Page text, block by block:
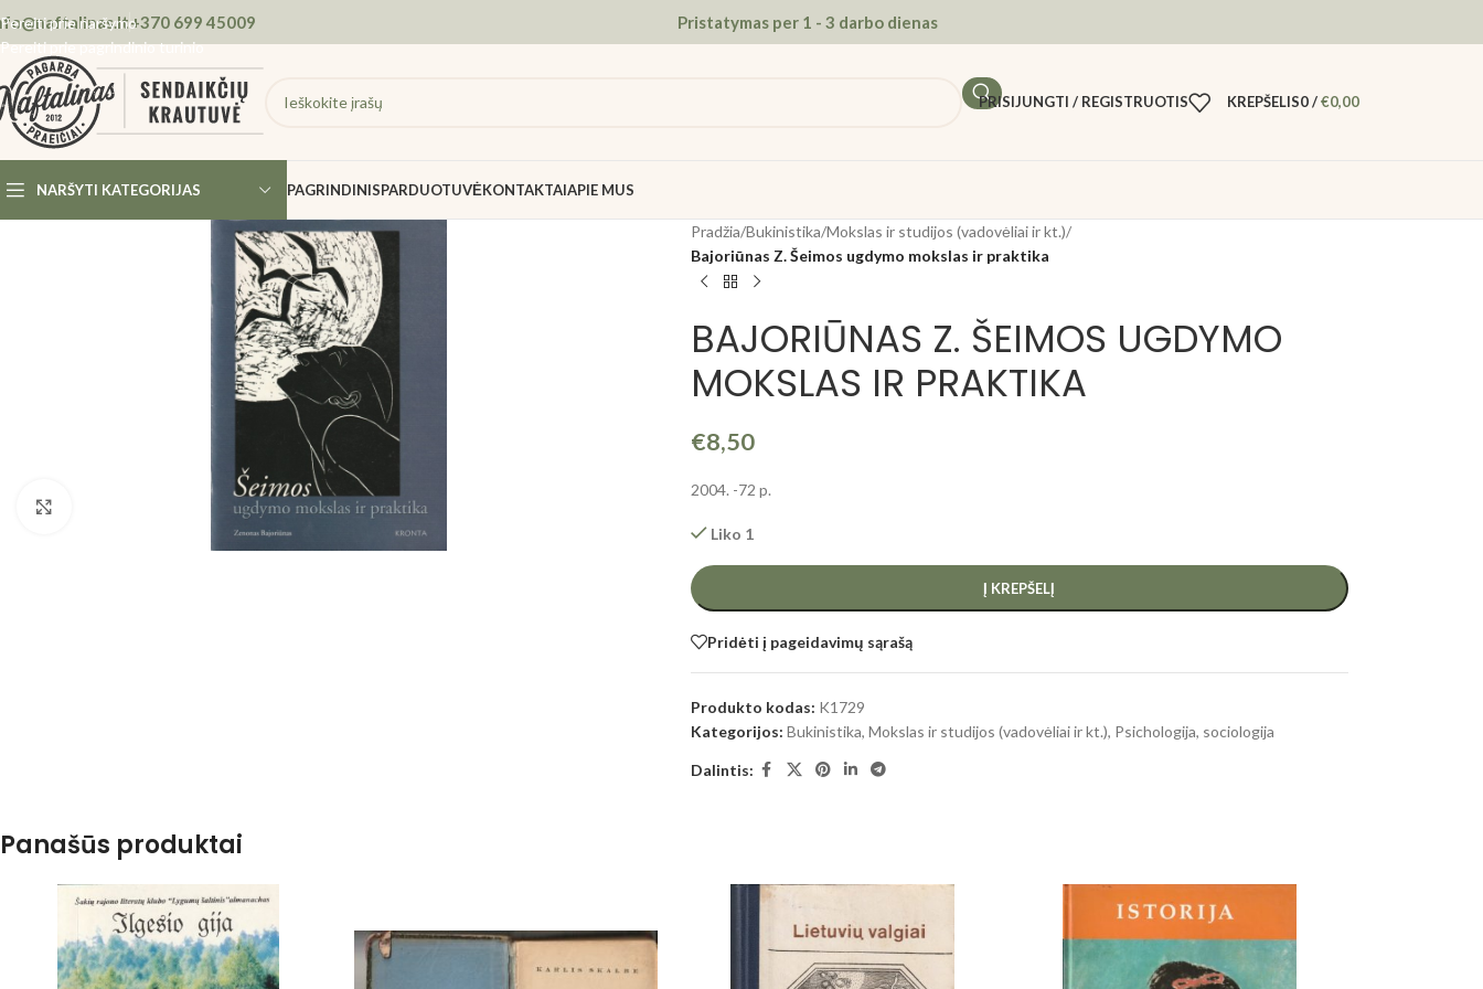
Pereiti prie naršymo
Pereiti prie pagrindinio turinio
+370 699 45009 Pristatymas per 1 - 3 darbo dienas
PRISIJUNGTI / REGISTRUOTIS KREPŠELIS0/€0,00
NARŠYTI KATEGORIJAS PAGRINDINISPARDUOTUVĖKONTAKTAIAPIE MUS
Spustelėkite, kad padidintumėte
Pradžia/Bukinistika/Mokslas ir studijos (vadovėliai ir kt.)/
Bajoriūnas Z. Šeimos ugdymo mokslas ir praktika
BAJORIŪNAS Z. ŠEIMOS UGDYMO
MOKSLAS IR PRAKTIKA
€8,50
2004. -72 p.
Liko 1
Į KREPŠELĮ
Pridėti į pageidavimų sąrašą
Produkto kodas: K1729
Kategorijos: Bukinistika, Mokslas ir studijos (vadovėliai ir kt.), Psichologija, sociologija
Dalintis:
Panašūs produktai